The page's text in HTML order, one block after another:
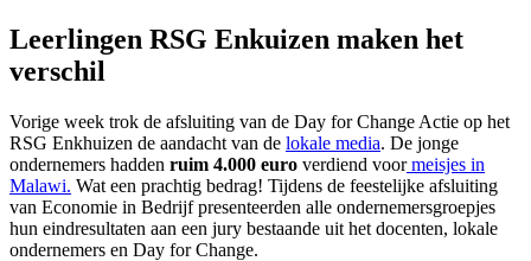
Leerlingen RSG Enkuizen maken het
verschil
Vorige week trok de afsluiting van de Day for Change Actie op het
RSG Enkhuizen de aandacht van de lokale media. De jonge
ondernemers hadden ruim 4.000 euro verdiend voormeisjes in
Malawi. Wat een prachtig bedrag! Tijdens de feestelijke afsluiting
van Economie in Bedrijf presenteerden alle ondernemersgroepjes
hun eindresultaten aan een jury bestaande uit het docenten, lokale
ondernemers en Day for Change.